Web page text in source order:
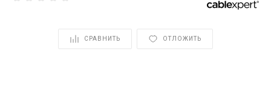
СРАВНИТЬ ОТЛОЖИТЬ